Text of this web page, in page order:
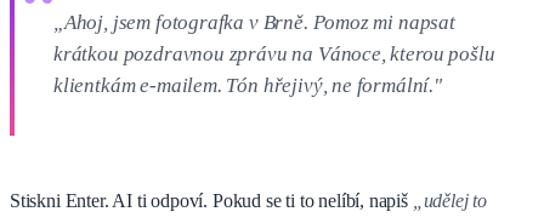
„Ahoj, jsem fotografka v Brně. Pomoz mi napsat
krátkou pozdravnou zprávu na Vánoce, kterou pošlu
klientkám e-mailem. Tón hřejivý, ne formální."
Stiskni Enter. AI ti odpoví. Pokud se ti to nelíbí, napiš „udělej to